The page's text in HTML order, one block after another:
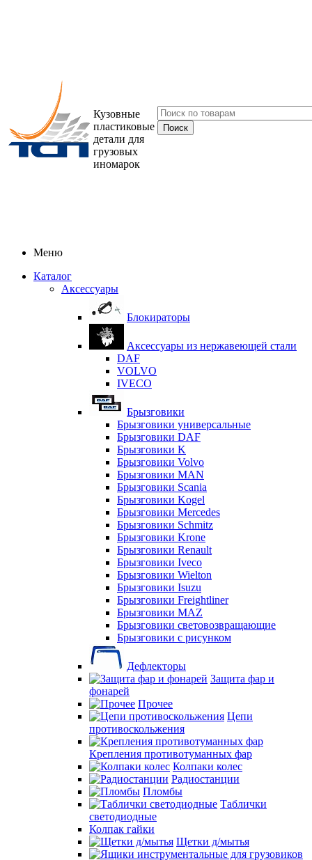
Кузовные
пластиковые
детали для
грузовых
иномарок
Меню
Каталог
Аксессуары
Блокираторы
Аксессуары из нержавеющей стали
DAF
VOLVO
IVECO
Брызговики
Брызговики универсальные
Брызговики DAF
Брызговики K
Брызговики Volvo
Брызговики MAN
Брызговики Scania
Брызговики Kogel
Брызговики Mercedes
Брызговики Schmitz
Брызговики Krone
Брызговики Renault
Брызговики Iveco
Брызговики Wielton
Брызговики Isuzu
Брызговики Freightliner
Брызговики MAZ
Брызговики световозвращающие
Брызговики с рисунком
Дефлекторы
Защита фар и
фонарей
Прочее
Цепи
противоскольжения
Крепления противотуманных фар
Колпаки колес
Радиостанции
Пломбы
Таблички
светодиодные
Колпак гайки
Щетки д/мытья